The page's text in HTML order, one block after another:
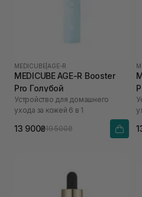
MEDICUBE AGE-R
MEDICUBE AGE-R Booster
Pro Голубой
Устройство для домашнего
ухода за кожей 6 в 1
13 900₴19 500₴